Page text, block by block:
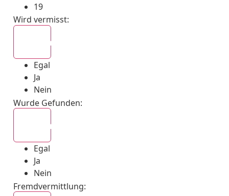
19
Wird vermisst:
Egal
Ja
Nein
Wurde Gefunden:
Egal
Ja
Nein
Fremdvermittlung: